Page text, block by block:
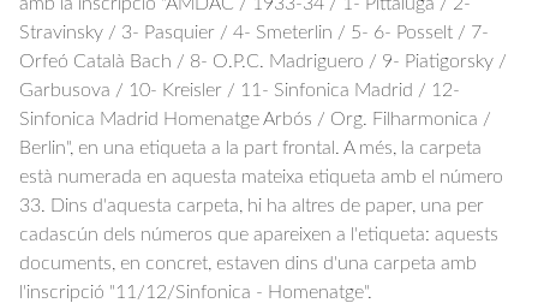
Stravinsky / 3- Pasquier / 4- Smeterlin / 5- 6- Posselt / 7-
Orfeó Català Bach / 8- O.P.C. Madriguero / 9- Piatigorsky /
Garbusova / 10- Kreisler / 11- Sinfonica Madrid / 12-
Sinfonica Madrid Homenatge Arbós / Org. Filharmonica /
Berlin", en una etiqueta a la part frontal. A més, la carpeta
està numerada en aquesta mateixa etiqueta amb el número
33. Dins d'aquesta carpeta, hi ha altres de paper, una per
cadascún dels números que apareixen a l'etiqueta: aquests
documents, en concret, estaven dins d'una carpeta amb
l'inscripció "11/12/Sinfonica - Homenatge".